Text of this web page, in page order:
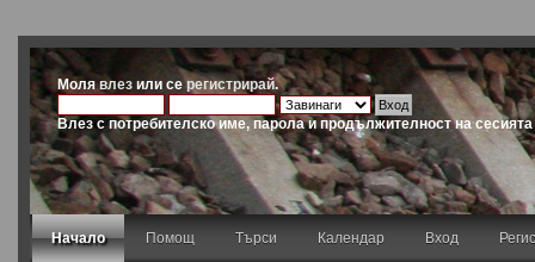
Молявлез или серегистрирай.
Влез с потребителско име, парола и продължителност на сесията
Начало Помощ Търси Календар Вход